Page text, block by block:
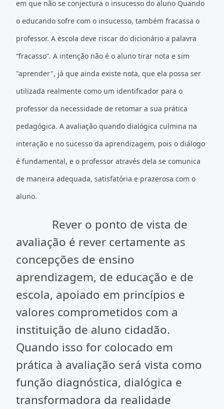
em que não se conjectura o insucesso do aluno Quando
o educando sofre com o insucesso, também fracassa o
professor. A escola deve riscar do dicionário a palavra
“fracasso”. A intenção não é o aluno tirar nota e sim
"aprender", já que ainda existe nota, que ela possa ser
utilizada realmente como um identificador para o
professor da necessidade de retomar a sua prática
pedagógica. A avaliação quando dialógica culmina na
interação e no sucesso da aprendizagem, pois o diálogo
é fundamental, e o professor através dela se comunica
de maneira adequada, satisfatória e prazerosa com o
aluno.
Rever o ponto de vista de
avaliação é rever certamente as
concepções de ensino
aprendizagem, de educação e de
escola, apoiado em princípios e
valores comprometidos com a
instituição de aluno cidadão.
Quando isso for colocado em
prática à avaliação será vista como
função diagnóstica, dialógica e
transformadora da realidade